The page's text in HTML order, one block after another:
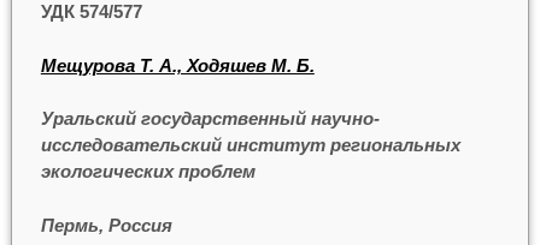
УДК 574/577
Мещурова Т. А., Ходяшев М. Б.
Уральский государственный научно-
исследовательский институт региональных
экологических проблем
Пермь, Россия